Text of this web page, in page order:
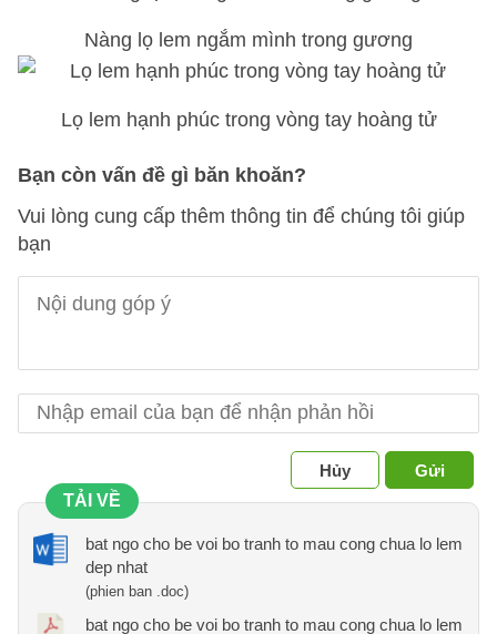
Nàng lọ lem ngắm mình trong gương
Lọ lem hạnh phúc trong vòng tay hoàng tử
Bạn còn vấn đề gì băn khoăn?
Vui lòng cung cấp thêm thông tin để chúng tôi giúp
bạn
Hủy
Gửi
TẢI VỀ
bat ngo cho be voi bo tranh to mau cong chua lo lem
dep nhat
(phien ban .doc)
bat ngo cho be voi bo tranh to mau cong chua lo lem